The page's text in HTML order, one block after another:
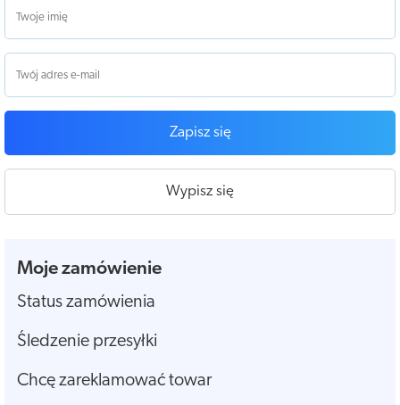
Zapisz się
Wypisz się
Moje zamówienie
Status zamówienia
Śledzenie przesyłki
Chcę zareklamować towar